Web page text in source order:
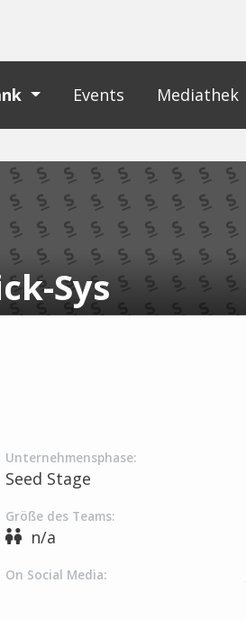
Events Mediathek
Sys
Unternehmensphase:
Seed Stage
Größe des Teams:
n/a
On Social Media: